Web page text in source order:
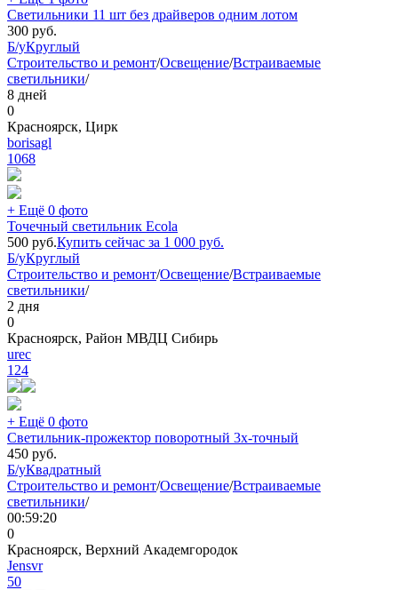
Светильники 11 шт без драйверов одним лотом
300 руб.
Б/уКруглый
Строительство и ремонт/Освещение/Встраиваемые
светильники/
8 дней
0
Красноярск, Цирк
borisagl
1068
+ Ещё 0 фото
Точечный светильник Ecola
500 руб.Купить сейчас за 1 000 руб.
Б/уКруглый
Строительство и ремонт/Освещение/Встраиваемые
светильники/
2 дня
0
Красноярск, Район МВДЦ Сибирь
urec
124
+ Ещё 0 фото
Светильник-прожектор поворотный 3х-точный
450 руб.
Б/уКвадратный
Строительство и ремонт/Освещение/Встраиваемые
светильники/
00:59:20
0
Красноярск, Верхний Академгородок
Jensvr
50